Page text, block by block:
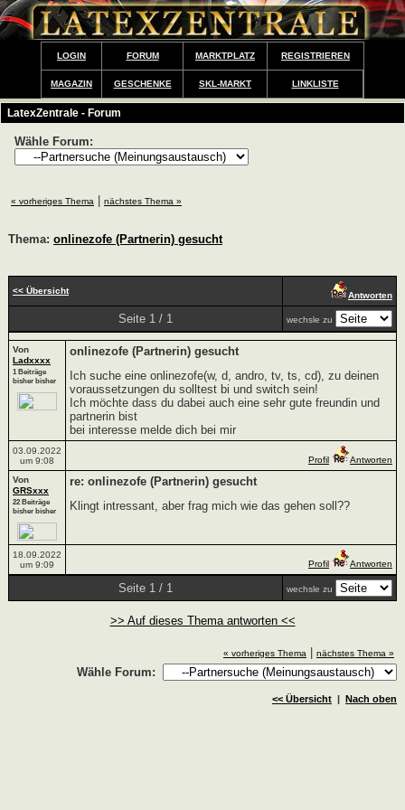
LOGIN FORUM MARKTPLATZ REGISTRIEREN
MAGAZIN GESCHENKE SKL-MARKT LINKLISTE
LatexZentrale - Forum
Wähle Forum:
« vorheriges Thema nächstes Thema »
Thema: onlinezofe (Partnerin) gesucht
<< Übersicht Antworten
Seite 1 / 1 wechsle zu
Von
Ladxxxx
1 Beiträge
bisher bisher
onlinezofe (Partnerin) gesucht
Ich suche eine onlinezofe(w, d, andro, tv, ts, cd), zu deinen
voraussetzungen du solltest bi und switch sein!
Ich möchte dass du dabei auch eine sehr gute freundin und
partnerin bist
bei interesse melde dich bei mir
03.09.2022
um 9:08
Profil
Antworten
Von
GRSxxx
22 Beiträge
bisher bisher
re: onlinezofe (Partnerin) gesucht
Klingt intressant, aber frag mich wie das gehen soll??
18.09.2022
um 9:09
Profil Antworten
Seite 1 / 1 wechsle zu
>> Auf dieses Thema antworten <<
« vorheriges Thema nächstes Thema »
Wähle Forum:
<< Übersicht | Nach oben